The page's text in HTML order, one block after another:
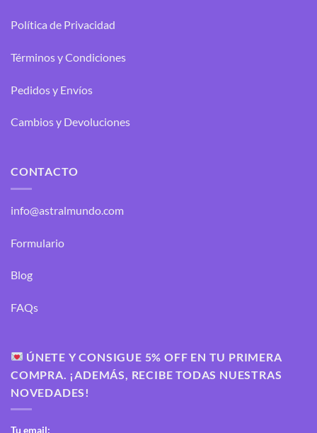
Política de Privacidad
Términos y Condiciones
Pedidos y Envíos
Cambios y Devoluciones
CONTACTO
info@astralmundo.com
Formulario
Blog
FAQs
ÚNETE Y CONSIGUE 5% OFF EN TU PRIMERA
COMPRA. ¡ADEMÁS, RECIBE TODAS NUESTRAS
NOVEDADES!
Tu email: